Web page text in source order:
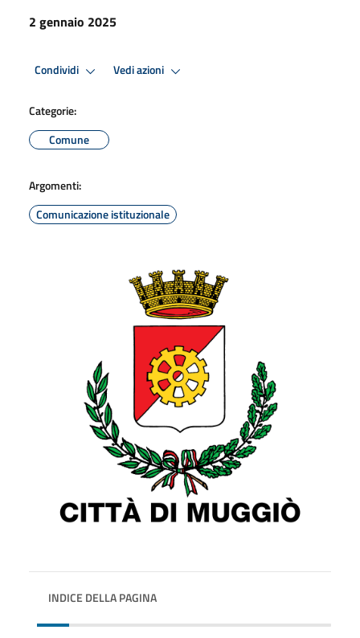
2 gennaio 2025
Condividi Vedi azioni
Categorie:
Comune
Argomenti:
Comunicazione istituzionale
INDICE DELLA PAGINA